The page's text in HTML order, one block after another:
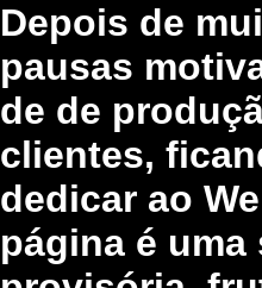
Depois de
pausas
de de
clientes,
dedicar ao
página é